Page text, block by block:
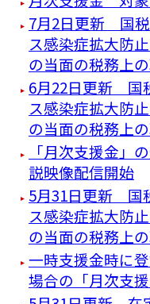
7月2日更新 国
ス感染症拡大防
の当面の税務上
6月22日更新 国
ス感染症拡大防
の当面の税務上
「月次支援金」
説映像配信開始
5月31日更新 国
ス感染症拡大防
の当面の税務上
一時支援金時に
場合の「月次支